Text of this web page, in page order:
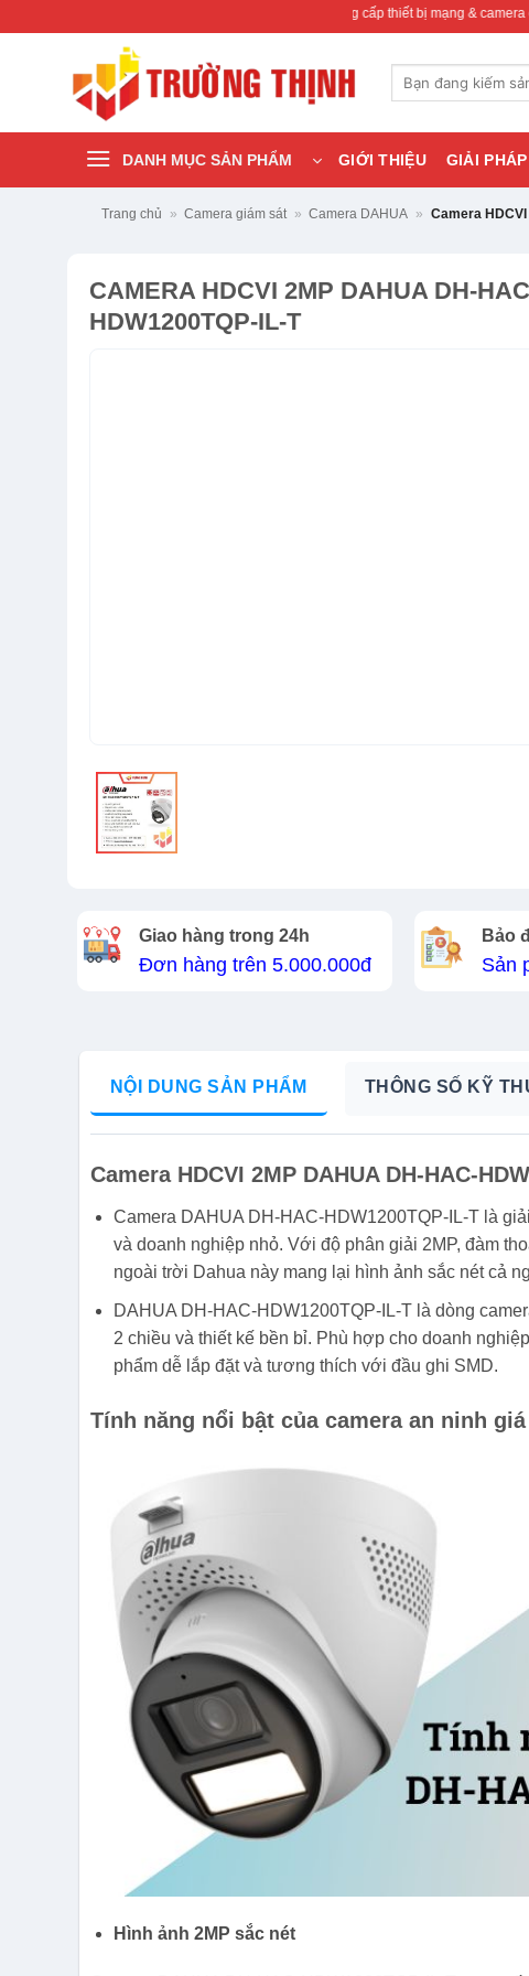
– Chuyên cung cấp thiết bị mạng & camera chính
kiếm:
DANH MỤC SẢN PHẨM GIỚI THIỆU GIẢI
Trang chủ » Camera giám sát » Camera DAHUA » Camera
CAMERA HDCVI 2MP DAHUA DH-
HDW1200TQP-IL-T
Giao hàng trong 24h
Đơn hàng trên 5.000.000đ
Bảo
Sản
NỘI DUNG SẢN PHẨM THÔNG SỐ KỸ
Camera HDCVI 2MP DAHUA DH-HAC-
Camera DAHUA DH-HAC-HDW1200TQP-IL-T là
và doanh nghiệp nhỏ. Với độ phân giải 2MP, đàm
ngoài trời Dahua này mang lại hình ảnh sắc nét cả
DAHUA DH-HAC-HDW1200TQP-IL-T là dòng
2 chiều và thiết kế bền bỉ. Phù hợp cho doanh
phẩm dễ lắp đặt và tương thích với đầu ghi SMD.
Tính năng nổi bật của camera an ninh
Hình ảnh 2MP sắc nét